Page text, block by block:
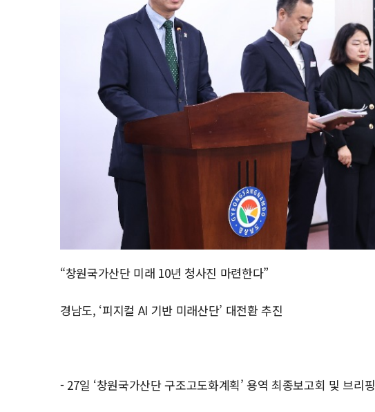
“창원국가산단 미래 10년 청사진 마련한다”
경남도, ‘피지컬 AI 기반 미래산단’ 대전환 추진
- 27일 ‘창원국가산단 구조고도화계획’ 용역 최종보고회 및 브리핑